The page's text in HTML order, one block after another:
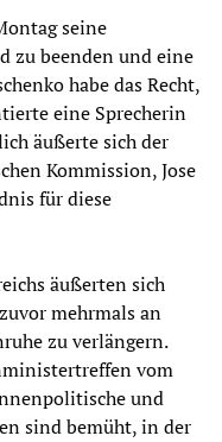
seine
zu beenden und eine
habe das Recht,
eine Sprecherin
äußerte sich der
Kommission, Jose
für diese
äußerten sich
mehrmals an
zu verlängern.
vom
und
sind bemüht, in der